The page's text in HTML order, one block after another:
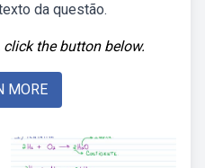
da questão.
the button below.
MORE